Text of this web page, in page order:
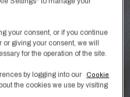
your consent, or if you continue
or giving your consent, we will
for the operation of the site.
by logging into our
Cookie
the cookies we use by visiting